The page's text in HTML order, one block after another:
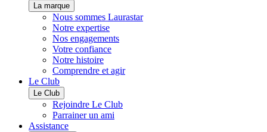
La marque
Nous sommes Laurastar
Notre expertise
Nos engagements
Votre confiance
Notre histoire
Comprendre et agir
Le Club
Le Club
Rejoindre Le Club
Parrainer un ami
Assistance